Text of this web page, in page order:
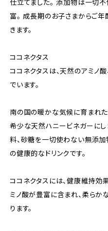
仕立てました。 添加物は一切不
富。 成長期のお子さまからご
きます。
ココネクタス
ココネクタスは、天然のアミノ
でいます。
南の国の暖かな気候に育まれ
希少な天然ハニービネガーにし
料、砂糖を一切使わない無添
の健康的なドリンクです。
ココネクタスには、健康維持効
ミノ酸が豊富に含まれ、柔らか
ります。